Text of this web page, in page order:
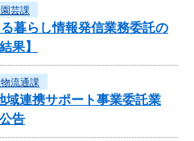
芸課
暮らし情報発信業務委託の
果】
流通課
域連携サポート事業委託業
告